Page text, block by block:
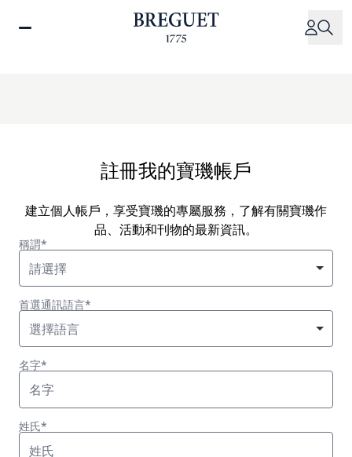
註冊我的寶璣帳戶
建立個人帳戶，享受寶璣的專屬服務，了解有關寶璣作
品、活動和刊物的最新資訊。
稱謂*
請選擇
首選通訊語言*
選擇語言
名字*
姓氏*